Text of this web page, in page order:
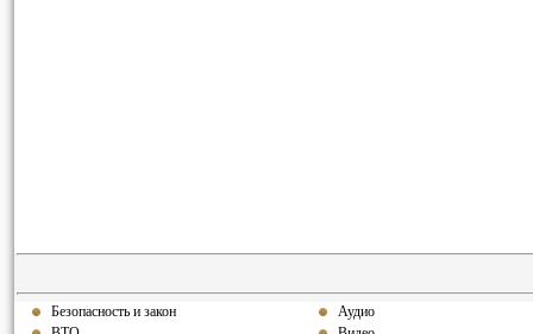
Безопасность и закон
Аудио